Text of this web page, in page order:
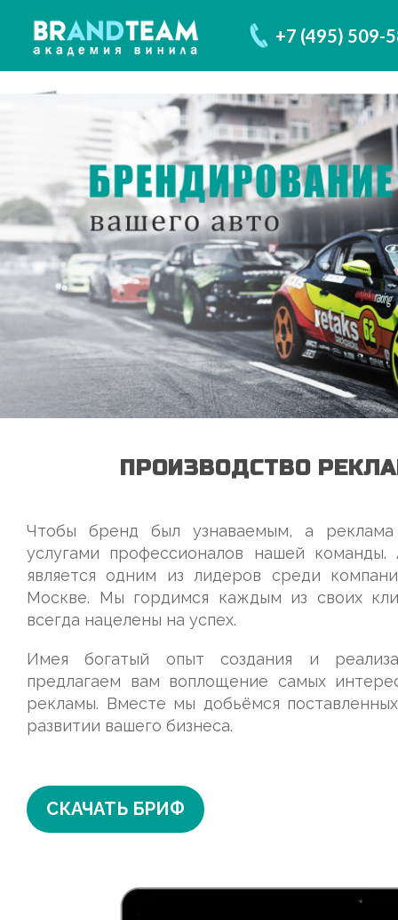
+7 (495) 509-
ПРОИЗВОДСТВО
Чтобы бренд был узнаваемым, а реклама
услугами профессионалов нашей команды.
является одним из лидеров среди
Москве. Мы гордимся каждым из своих
всегда нацелены на успех.
Имея богатый опыт создания и
предлагаем вам воплощение самых
рекламы. Вместе мы добьёмся
развитии вашего бизнеса.
СКАЧАТЬ БРИФ